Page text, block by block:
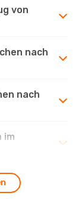
von
nach
nach
im